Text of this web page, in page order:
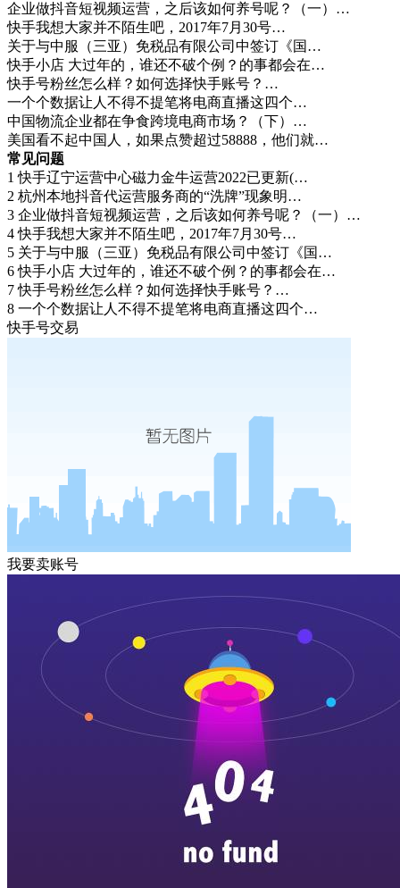
企业做抖音短视频运营，之后该如何养号呢？（一）…
快手我想大家并不陌生吧，2017年7月30号…
关于与中服（三亚）免税品有限公司中签订《国…
快手小店 大过年的，谁还不破个例？的事都会在…
快手号粉丝怎么样？如何选择快手账号？…
一个个数据让人不得不提笔将电商直播这四个…
中国物流企业都在争食跨境电商市场？（下）…
美国看不起中国人，如果点赞超过58888，他们就…
常见问题
1快手辽宁运营中心磁力金牛运营2022已更新(…
2 杭州本地抖音代运营服务商的“洗牌”现象明…
3 企业做抖音短视频运营，之后该如何养号呢？（一）…
4快手我想大家并不陌生吧，2017年7月30号…
5 关于与中服（三亚）免税品有限公司中签订《国…
6快手小店 大过年的，谁还不破个例？的事都会在…
7快手号粉丝怎么样？如何选择快手账号？…
8 一个个数据让人不得不提笔将电商直播这四个…
快手号交易
我要卖账号